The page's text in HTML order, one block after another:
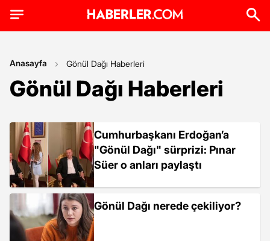
Anasayfa Gönül Dağı Haberleri
Gönül Dağı Haberleri
Cumhurbaşkanı Erdoğan’a
"Gönül Dağı" sürprizi: Pınar
Süer o anları paylaştı
Gönül Dağı nerede çekiliyor?